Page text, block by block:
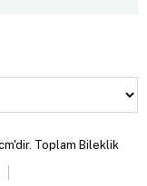
Toplam Bileklik